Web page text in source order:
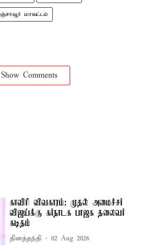
மாவட்டம்
Show Comments
காவிரி விவகாரம்: முதல் அமைச்சர்
விஜய்க்கு கர்நாடக பாஜக தலைவர்
கடிதம்
தினத்தந்தி 02 Aug 2026